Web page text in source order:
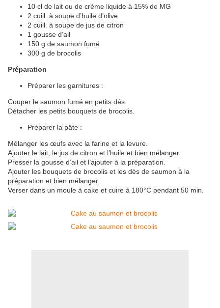
10 cl de lait ou de crème liquide à 15% de MG
2 cuill. à soupe d’huile d’olive
2 cuill. à soupe de jus de citron
1 gousse d’ail
150 g de saumon fumé
300 g de brocolis
Préparation
Préparer les garnitures :
Couper le saumon fumé en petits dés.
Détacher les petits bouquets de brocolis.
Préparer la pâte :
Mélanger les œufs avec la farine et la levure.
Ajouter le lait, le jus de citron et l’huile et bien mélanger.
Presser la gousse d’ail et l’ajouter à la préparation.
Ajouter les bouquets de brocolis et les dès de saumon à la
préparation et bien mélanger.
Verser dans un moule à cake et cuire à 180°C pendant 50 min.